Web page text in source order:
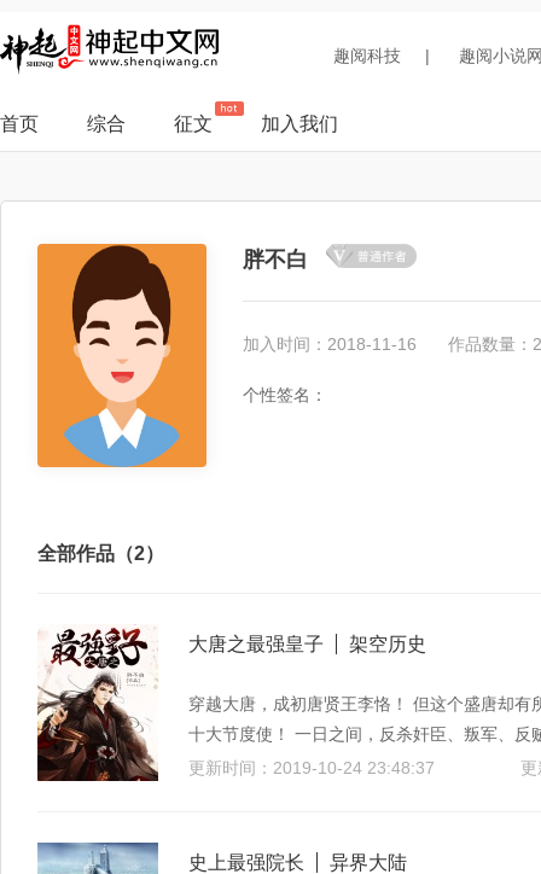
趣阅科技 | 趣阅小说
首页 综合 征文 加入我们
胖不白
加入时间：2018-11-16 作品数量：2
个性签名：
全部作品（2）
大唐之最强皇子 架空历史
穿越大唐，成初唐贤王李恪！ 但这个盛唐却
十大节度使！ 一日之间，反杀奸臣、叛军、
港，掌控天下之狼兵！ 解决疟疾，超低税收
任，父皇就交给你啦！”
更新时间：2019-10-24 23:48:37
史上最强院长 异界大陆